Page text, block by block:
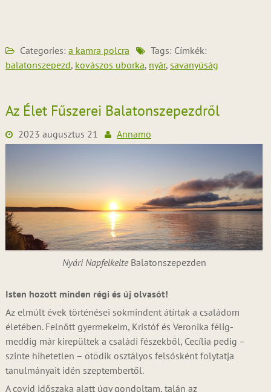
Categories: a kamra polcra
Tags: Címkék:
balatonszepezd, kovászos uborka, nyár, savanyúság
Az Élet Fűszerei Balatonszepezdről
2023 augusztus 21 Annamo
Nyári NapfelkelteBalatonszepezden
Isten hozott minden régi és új olvasót!
Az elmúlt évek történései sokmindent átírtak a családom
életében. Felnőtt gyermekeim, Kristóf és Veronika félig-
meddig már kirepültek a családi fészekből, Cecília pedig –
szinte hihetetlen – ötödik osztályos felsősként folytatja
tanulmányait idén szeptembertől.
A covid időszaka alatt úgy gondoltam, talán az